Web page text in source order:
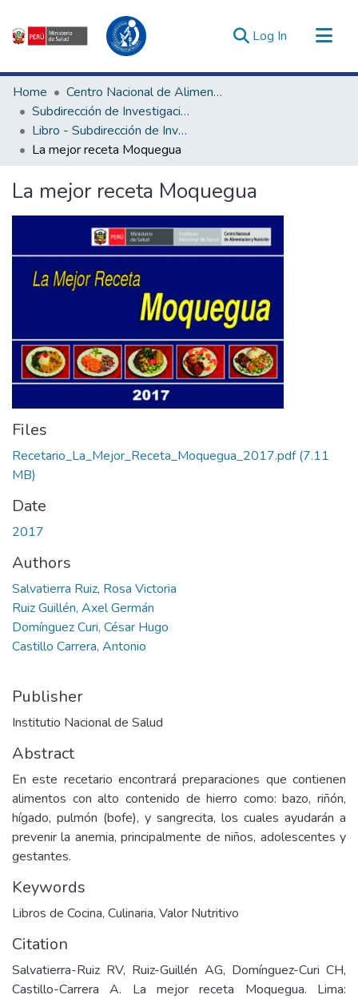
Log In (current)
Communities & Collections
All of DSpace
Statistics
Estadísticas Externas
Enlaces de interés ▾
Home
Centro Nacional de Alimentación, Nutrición y Vida Saludable
Subdirección de Investigación y Tecnologías en Alimentación y Vida Saludable
Libro - Subdirección de Investigación y Tecnologías en Alimentación y Vida Saludable
La mejor receta Moquegua
La mejor receta Moquegua
Files
Recetario_La_Mejor_Receta_Moquegua_2017.pdf(7.11
MB)
Date
2017
Authors
Salvatierra Ruiz, Rosa Victoria
Ruiz Guillén, Axel Germán
Domínguez Curi, César Hugo
Castillo Carrera, Antonio
Publisher
Institutio Nacional de Salud
Abstract
En este recetario encontrará preparaciones que contienen
alimentos con alto contenido de hierro como: bazo, riñón,
hígado, pulmón (bofe), y sangrecita, los cuales ayudarán a
prevenir la anemia, principalmente de niños, adolescentes y
gestantes.
Keywords
Libros de Cocina, Culinaria, Valor Nutritivo
Citation
Salvatierra-Ruiz RV, Ruiz-Guillén AG, Domínguez-Curi CH,
Castillo-Carrera A. La mejor receta Moquegua. Lima: